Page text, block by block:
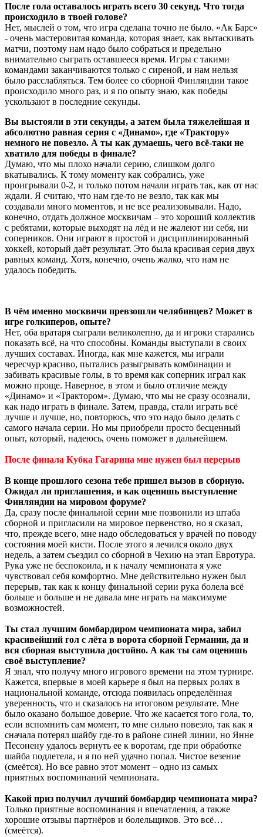
После гола оставалось играть всего 30 секунд. Что тогда
происходило в твоей голове?
Нет, мыслей о том, что игра сделана точно не было. «Ак Барс»
- очень мастеровитая команда, которая знает, как вытаскивать
матчи, поэтому нам надо было собраться и предельно
внимательно сыграть оставшееся время. Игры с такими
командами заканчиваются только с сиреной, и нам нельзя
было расслабляться. Тем более со сборной Финляндии такое
происходило много раз, и я по опыту знаю, как победы
ускользают в последние секунды.
Вы выстояли в эти секунды, а затем была тяжелейшая и
абсолютно равная серия с «Динамо», где «Трактору»
немного не повезло. А ты как думаешь, чего всё-таки не
хватило для победы в финале?
Думаю, что мы плохо начали серию, слишком долго
вкатывались. К тому моменту как собрались, уже
проигрывали 0-2, и только потом начали играть так, как от нас
ждали. Я считаю, что нам где-то не везло, так как мы
создавали много моментов, и не все реализовывали. Надо,
конечно, отдать должное москвичам – это хороший коллектив
с ребятами, которые выходят на лёд и не жалеют ни себя, ни
соперников. Они играют в простой и дисциплинированный
хоккей, который даёт результат. Это была красивая серия двух
равных команд. Хотя, конечно, очень жалко, что нам не
удалось победить.
В чём именно москвичи превзошли челябинцев? Может в
игре голкиперов, опыте?
Нет, оба вратаря сыграли великолепно, да и игроки старались
показать всё, на что способны. Команды выступали в своих
лучших составах. Иногда, как мне кажется, мы играли
чересчур красиво, пытались разыгрывать комбинации и
забивать красивые голы, в то время как соперник играл как
можно проще. Наверное, в этом и было отличие между
«Динамо» и «Трактором». Думаю, что мы не сразу осознали,
как надо играть в финале. Затем, правда, стали играть всё
лучше и лучше, но, повторюсь, что это надо было делать с
самого начала серии. Но мы приобрели просто бесценный
опыт, который, надеюсь, очень поможет в дальнейшем.
После финала Кубка Гагарина мне нужен был перерыв
В конце прошлого сезона тебе пришел вызов в сборную.
Ожидал ли приглашения, и как оценишь выступление
Финляндии на мировом форуме?
Да, сразу после финальной серии мне позвонили из штаба
сборной и пригласили на мировое первенство, но я сказал,
что, прежде всего, мне надо обследоваться у врачей по поводу
состояния моей кисти. После этого я лечился около двух
недель, а затем съездил со сборной в Чехию на этап Евротура.
Рука уже не беспокоила, и к началу чемпионата я уже
чувствовал себя комфортно. Мне действительно нужен был
перерыв, так как к концу финальной серии рука болела всё
больше и больше и не давала мне играть на максимуме
возможностей.
Ты стал лучшим бомбардиром чемпионата мира, забил
красивейший гол с лёта в ворота сборной Германии, да и
вся сборная выступила достойно. А как ты сам оценишь
своё выступление?
Я знал, что получу много игрового времени на этом турнире.
Кажется, впервые в моей карьере я был на первых ролях в
национальной команде, отсюда появилась определённая
уверенность, что и сказалось на итоговом результате. Мне
было оказано большое доверие. Что же касается того гола, то,
если вспомнить сам момент, то мне сильно повезло, так как я
сначала потерял шайбу где-то в районе синей линии, но Янне
Песонену удалось вернуть ее к воротам, где при обработке
шайба подлетела, и я по ней удачно попал. Чистое везение
(смеётся). Но все равно этот момент – одно из самых
приятных воспоминаний чемпионата.
Какой приз получил лучший бомбардир чемпионата мира?
Только приятные воспоминания и впечатления, а также
хорошие отзывы партнёров и болельщиков. Это всё…
(смеётся).